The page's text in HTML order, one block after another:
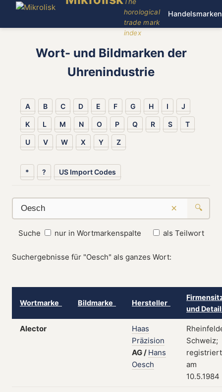
horological
trade mark
index
Handelsmarken
Wort- und Bildmarken der
Uhrenindustrie
A B C D E F G H I J
K L M N O P Q R S T
U V W X Y Z
* ? US Import Codes
× 🔍
Suche nur in Wortmarkenspalte als Teilwort
Suchergebnisse für "Oesch" als ganzes Wort:
Wortmarke Bildmarke Hersteller
und
Alector
Haas
Präzision
AG/ Hans
Oesch
Schweiz;
registriert
am
10.5.1984